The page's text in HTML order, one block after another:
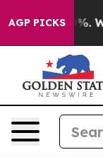
AGP PICKS
40%. Well, it